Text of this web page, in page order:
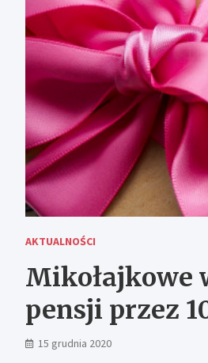
AKTUALNOŚCI
Mikołajkowe
pensji przez
15 grudnia 2020